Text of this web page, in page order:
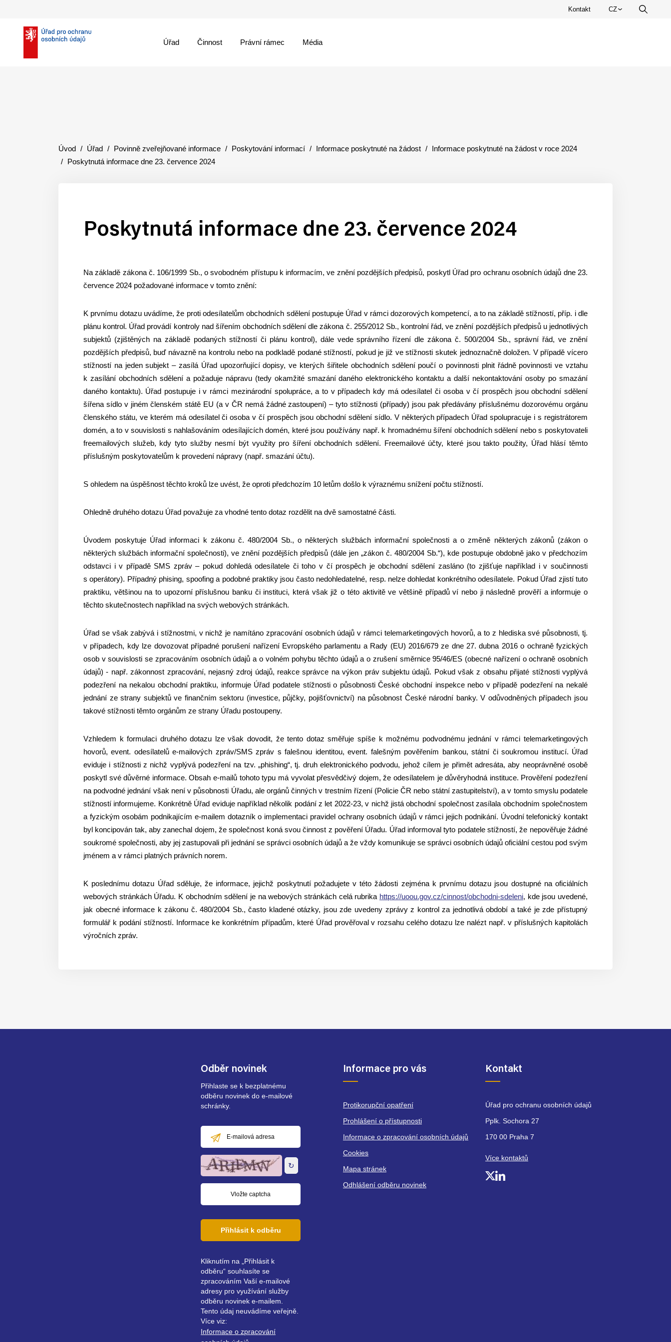
Kontakt
Zvolte
CZ
Úřad Činnost Právní rámec Média
Úvod Úřad Povinně zveřejňované informace Poskytování informací Informace poskytnuté na žádost
Informace poskytnuté na žádost v roce 2024
Poskytnutá informace dne 23. července 2024
Poskytnutá informace dne 23. července 2024
Na základě zákona č. 106/1999 Sb., o svobodném přístupu k informacím, ve znění pozdějších předpisů, poskytl Úřad pro ochranu osobních údajů dne 23.
července 2024 požadované informace v tomto znění:
K prvnímu dotazu uvádíme, že proti odesílatelům obchodních sdělení postupuje Úřad v rámci dozorových kompetencí, a to na základě stížností, příp. i dle
plánu kontrol. Úřad provádí kontroly nad šířením obchodních sdělení dle zákona č. 255/2012 Sb., kontrolní řád, ve znění pozdějších předpisů u jednotlivých
subjektů (zjištěných na základě podaných stížností či plánu kontrol), dále vede správního řízení dle zákona č. 500/2004 Sb., správní řád, ve znění
pozdějších předpisů, buď návazně na kontrolu nebo na podkladě podané stížností, pokud je již ve stížnosti skutek jednoznačně doložen. V případě vícero
stížností na jeden subjekt – zasílá Úřad upozorňující dopisy, ve kterých šiřitele obchodních sdělení poučí o povinnosti plnit řádně povinnosti ve vztahu
k zasílání obchodních sdělení a požaduje nápravu (tedy okamžité smazání daného elektronického kontaktu a další nekontaktování osoby po smazání
daného kontaktu). Úřad postupuje i v rámci mezinárodní spolupráce, a to v případech kdy má odesílatel či osoba v čí prospěch jsou obchodní sdělení
šířena sídlo v jiném členském státě EU (a v ČR nemá žádné zastoupení) – tyto stížnosti (případy) jsou pak předávány příslušnému dozorovému orgánu
členského státu, ve kterém má odesílatel či osoba v čí prospěch jsou obchodní sdělení sídlo. V některých případech Úřad spolupracuje i s registrátorem
domén, a to v souvislosti s nahlašováním odesílajících domén, které jsou používány např. k hromadnému šíření obchodních sdělení nebo s poskytovateli
freemailových služeb, kdy tyto služby nesmí být využity pro šíření obchodních sdělení. Freemailové účty, které jsou takto použity, Úřad hlásí těmto
příslušným poskytovatelům k provedení nápravy (např. smazání účtu).
S ohledem na úspěšnost těchto kroků lze uvést, že oproti předchozím 10 letům došlo k výraznému snížení počtu stížností.
Ohledně druhého dotazu Úřad považuje za vhodné tento dotaz rozdělit na dvě samostatné části.
Úvodem poskytuje Úřad informaci k zákonu č. 480/2004 Sb., o některých službách informační společnosti a o změně některých zákonů (zákon o
některých službách informační společnosti), ve znění pozdějších předpisů (dále jen „zákon č. 480/2004 Sb.“), kde postupuje obdobně jako v předchozím
odstavci i v případě SMS zpráv – pokud dohledá odesílatele či toho v čí prospěch je obchodní sdělení zasláno (to zjišťuje například i v součinnosti
s operátory). Případný phising, spoofing a podobné praktiky jsou často nedohledatelné, resp. nelze dohledat konkrétního odesílatele. Pokud Úřad zjistí tuto
praktiku, většinou na to upozorní příslušnou banku či instituci, která však již o této aktivitě ve většině případů ví nebo ji následně prověří a informuje o
těchto skutečnostech například na svých webových stránkách.
Úřad se však zabývá i stížnostmi, v nichž je namítáno zpracování osobních údajů v rámci telemarketingových hovorů, a to z hlediska své působnosti, tj.
v případech, kdy lze dovozovat případné porušení nařízení Evropského parlamentu a Rady (EU) 2016/679 ze dne 27. dubna 2016 o ochraně fyzických
osob v souvislosti se zpracováním osobních údajů a o volném pohybu těchto údajů a o zrušení směrnice 95/46/ES (obecné nařízení o ochraně osobních
údajů) - např. zákonnost zpracování, nejasný zdroj údajů, reakce správce na výkon práv subjektu údajů. Pokud však z obsahu přijaté stížnosti vyplývá
podezření na nekalou obchodní praktiku, informuje Úřad podatele stížnosti o působnosti České obchodní inspekce nebo v případě podezření na nekalé
jednání ze strany subjektů ve finančním sektoru (investice, půjčky, pojišťovnictví) na působnost České národní banky. V odůvodněných případech jsou
takové stížnosti těmto orgánům ze strany Úřadu postoupeny.
Vzhledem k formulaci druhého dotazu lze však dovodit, že tento dotaz směřuje spíše k možnému podvodnému jednání v rámci telemarketingových
hovorů, event. odesílatelů e-mailových zpráv/SMS zpráv s falešnou identitou, event. falešným pověřením bankou, státní či soukromou institucí. Úřad
eviduje i stížnosti z nichž vyplývá podezření na tzv. „phishing“, tj. druh elektronického podvodu, jehož cílem je přimět adresáta, aby neoprávněné osobě
poskytl své důvěrné informace. Obsah e-mailů tohoto typu má vyvolat přesvědčivý dojem, že odesílatelem je důvěryhodná instituce. Prověření podezření
na podvodné jednání však není v působnosti Úřadu, ale orgánů činných v trestním řízení (Policie ČR nebo státní zastupitelství), a v tomto smyslu podatele
stížností informujeme. Konkrétně Úřad eviduje například několik podání z let 2022-23, v nichž jistá obchodní společnost zasílala obchodním společnostem
a fyzickým osobám podnikajícím e-mailem dotazník o implementaci pravidel ochrany osobních údajů v rámci jejich podnikání. Úvodní telefonický kontakt
byl koncipován tak, aby zanechal dojem, že společnost koná svou činnost z pověření Úřadu. Úřad informoval tyto podatele stížností, že nepověřuje žádné
soukromé společnosti, aby jej zastupovali při jednání se správci osobních údajů a že vždy komunikuje se správci osobních údajů oficiální cestou pod svým
jménem a v rámci platných právních norem.
K poslednímu dotazu Úřad sděluje, že informace, jejichž poskytnutí požadujete v této žádosti zejména k prvnímu dotazu jsou dostupné na oficiálních
webových stránkách Úřadu. K obchodním sdělení je na webových stránkách celá rubrika https://uoou.gov.cz/cinnost/obchodni-sdeleni, kde jsou uvedené,
jak obecné informace k zákonu č. 480/2004 Sb., často kladené otázky, jsou zde uvedeny zprávy z kontrol za jednotlivá období a také je zde přístupný
formulář k podání stížností. Informace ke konkrétním případům, které Úřad prověřoval v rozsahu celého dotazu lze nalézt např. v příslušných kapitolách
výročních zpráv.
Odběr novinek
Přihlaste se k bezplatnému
odběru novinek do e-mailové
schránky.
mailová
adresa
↻
Přihlásit k odběru
Kliknutím na „Přihlásit k
odběru“ souhlasíte se
zpracováním Vaší e-mailové
adresy pro využívání služby
odběru novinek e-mailem.
Tento údaj neuvádíme veřejně.
Více viz:
Informace o zpracování
Informace pro vás
Protikorupční opatření
Prohlášení o přístupnosti
Informace o zpracování osobních údajů
Cookies
Mapa stránek
Odhlášení odběru novinek
Kontakt
Úřad pro ochranu osobních údajů
Pplk. Sochora 27
170 00 Praha 7
Více kontaktů